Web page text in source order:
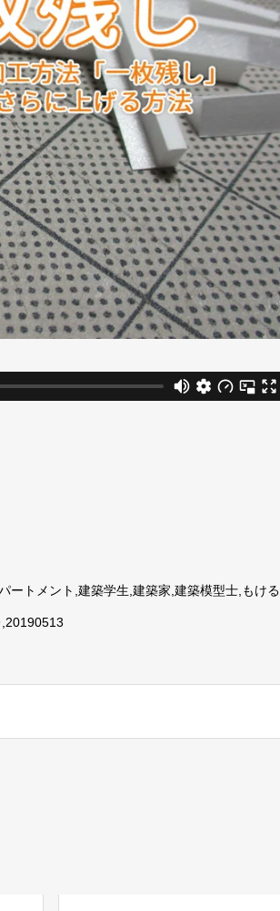
ートメント,建築学生,建築家,建築模型士,もける